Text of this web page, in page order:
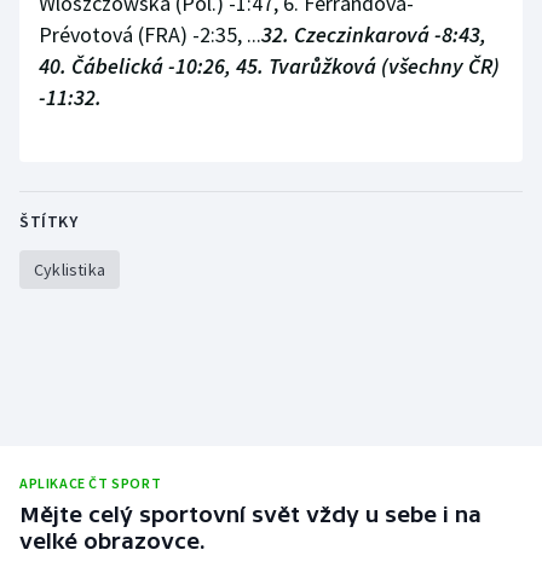
Prévotová (FRA) -2:35, ...32. Czeczinkarová -8:43,
40. Čábelická -10:26, 45. Tvarůžková (všechny ČR)
-11:32.
ŠTÍTKY
Cyklistika
APLIKACE ČT SPORT
Mějte celý sportovní svět vždy u sebe i na
velké obrazovce.